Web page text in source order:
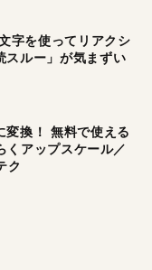
字を使ってリアクシ
スルー」が気まずい
変換！ 無料で使える
くアップスケール／
ク